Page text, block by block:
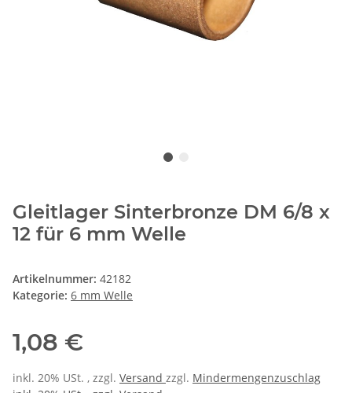
Gleitlager Sinterbronze DM 6/8 x
12 für 6 mm Welle
Artikelnummer: 42182
Kategorie: 6 mm Welle
1,08 €
inkl. 20% USt. , zzgl. Versand zzgl. Mindermengenzuschlag